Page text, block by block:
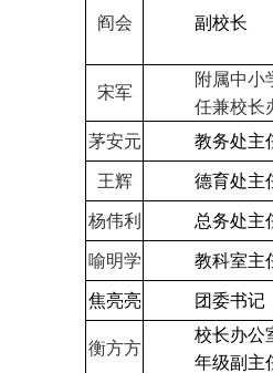
阎会 副校长
宋军
附属中小
任兼校长
茅安元
教务处主
王辉 德育处主
杨伟利 总务处主
喻明学 教科室主
焦亮亮 团委书记
衡方方
校长办公
年级副主